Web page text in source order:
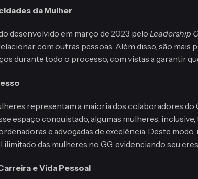
da Mulher
desenvolvido em março de 2023 pelo Leadership
com outras pessoas. Além disso, são mais
durante todo o processo, com vistas a garantir
representam a maioria dos colaboradores do
espaço conquistado, algumas mulheres,
e advogadas de excelência. Deste
das mulheres no GG, evidenciando seu
e Vida Pessoal